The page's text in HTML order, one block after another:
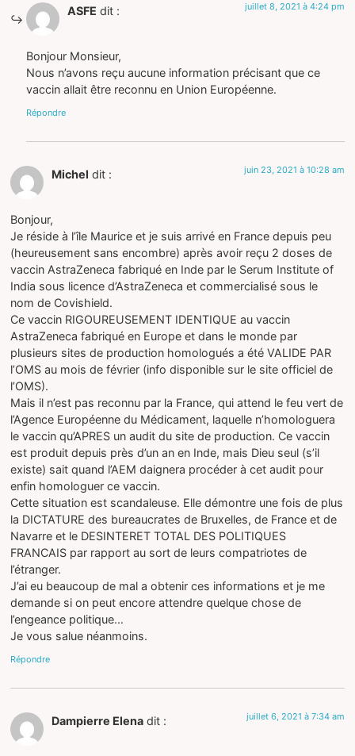
ASFE dit : juillet 8, 2021 à 4:24 pm
Bonjour Monsieur,
Nous n’avons reçu aucune information précisant que ce
vaccin allait être reconnu en Union Européenne.
Répondre
Michel dit : juin 23, 2021 à 10:28 am
Bonjour,
Je réside à l’île Maurice et je suis arrivé en France depuis peu
(heureusement sans encombre) après avoir reçu 2 doses de
vaccin AstraZeneca fabriqué en Inde par le Serum Institute of
India sous licence d’AstraZeneca et commercialisé sous le
nom de Covishield.
Ce vaccin RIGOUREUSEMENT IDENTIQUE au vaccin
AstraZeneca fabriqué en Europe et dans le monde par
plusieurs sites de production homologués a été VALIDE PAR
l’OMS au mois de février (info disponible sur le site officiel de
l’OMS).
Mais il n’est pas reconnu par la France, qui attend le feu vert de
l’Agence Européenne du Médicament, laquelle n’homologuera
le vaccin qu’APRES un audit du site de production. Ce vaccin
est produit depuis près d’un an en Inde, mais Dieu seul (s’il
existe) sait quand l’AEM daignera procéder à cet audit pour
enfin homologuer ce vaccin.
Cette situation est scandaleuse. Elle démontre une fois de plus
la DICTATURE des bureaucrates de Bruxelles, de France et de
Navarre et le DESINTERET TOTAL DES POLITIQUES
FRANCAIS par rapport au sort de leurs compatriotes de
l’étranger.
J’ai eu beaucoup de mal a obtenir ces informations et je me
demande si on peut encore attendre quelque chose de
l’engeance politique…
Je vous salue néanmoins.
Répondre
Dampierre Elena dit : juillet 6, 2021 à 7:34 am